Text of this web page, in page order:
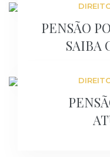
PENSÃO
SAIBA